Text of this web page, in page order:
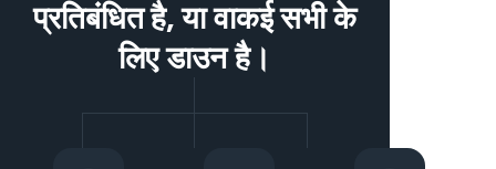
प्रतिबंधित है, या वाकई सभी के
लिए डाउन है।